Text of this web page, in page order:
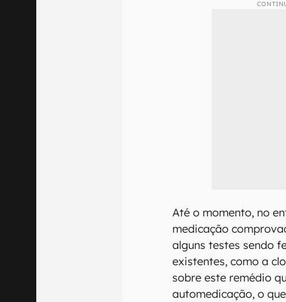
Até o momento, no
medicação
alguns testes sendo
existentes, como a
sobre este remédio
automedicação, o